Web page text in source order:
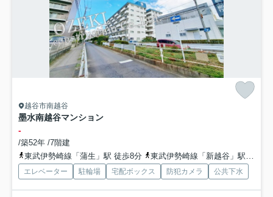
越谷市南越谷
墨水南越谷マンション
-
/築52年 /7階建
東武伊勢崎線「蒲生」駅 徒歩8分
東武伊勢崎線「新越谷」駅 徒歩9分
エレベーター 駐輪場 宅配ボックス 防犯カメラ 公共下水